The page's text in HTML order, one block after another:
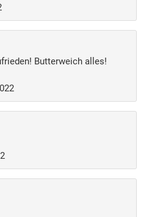
Butterweich alles!